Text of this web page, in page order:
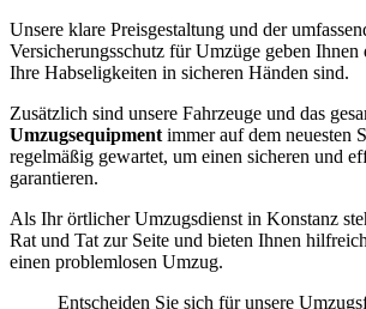
Unsere klare Preisgestaltung und der
Versicherungsschutz für Umzüge geben Ihnen
Ihre Habseligkeiten in sicheren Händen sind.
Zusätzlich sind unsere Fahrzeuge und das
Umzugsequipment immer auf dem neuesten
regelmäßig gewartet, um einen sicheren und
garantieren.
Als Ihr örtlicher Umzugsdienst in Konstanz
Rat und Tat zur Seite und bieten Ihnen
einen problemlosen Umzug.
Entscheiden Sie sich für unsere